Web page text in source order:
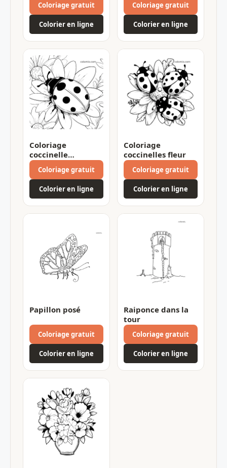
Coloriage gratuit
Colorier en ligne
Coloriage gratuit
Colorier en ligne
Coloriage
coccinelle
marguerites
Coloriage gratuit
Colorier en ligne
Coloriage
coccinelles fleur
Coloriage gratuit
Colorier en ligne
Papillon posé
Coloriage gratuit
Colorier en ligne
Raiponce dans la
tour
Coloriage gratuit
Colorier en ligne